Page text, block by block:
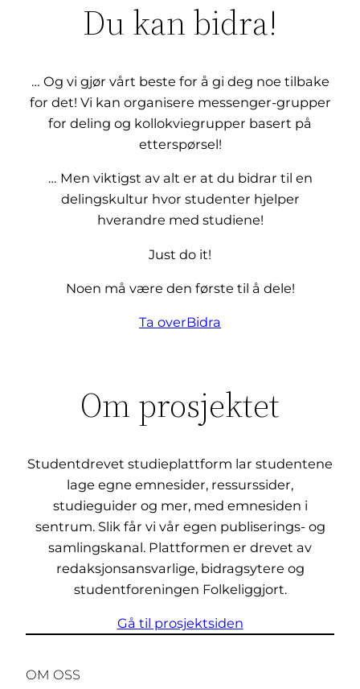
Du kan bidra!
… Og vi gjør vårt beste for å gi deg noe tilbake
for det! Vi kan organisere messenger-grupper
for deling og kollokviegrupper basert på
etterspørsel!
… Men viktigst av alt er at du bidrar til en
delingskultur hvor studenter hjelper
hverandre med studiene!
Just do it!
Noen må være den første til å dele!
Ta overBidra
Om prosjektet
Studentdrevet studieplattform lar studentene
lage egne emnesider, ressurssider,
studieguider og mer, med emnesiden i
sentrum. Slik får vi vår egen publiserings- og
samlingskanal. Plattformen er drevet av
redaksjonsansvarlige, bidragsytere og
studentforeningen Folkeliggjort.
Gå til prosjektsiden
OM OSS